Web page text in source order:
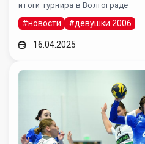
итоги турнира в Волгограде
#новости #девушки 2006
16.04.2025